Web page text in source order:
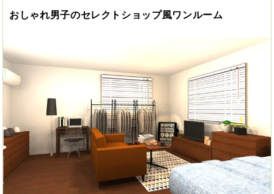
おしゃれ男子のセレクトショップ風ワンルーム